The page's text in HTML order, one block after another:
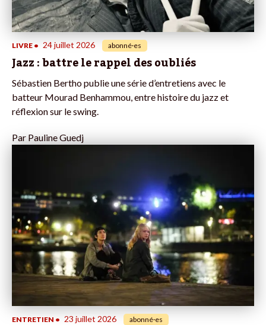
LIVRE • 24 juillet 2026 abonné·es
Jazz : battre le rappel des oubliés
Sébastien Bertho publie une série d’entretiens avec le
batteur Mourad Benhammou, entre histoire du jazz et
réflexion sur le swing.
Par Pauline Guedj
ENTRETIEN • 23 juillet 2026 abonné·es